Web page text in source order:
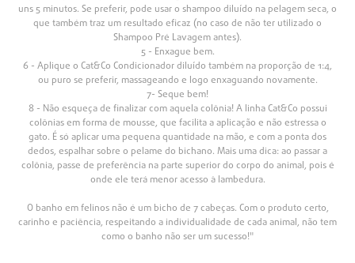
uns 5 minutos. Se preferir, pode usar o shampoo diluído na pelagem seca, o
que também traz um resultado eficaz (no caso de não ter utilizado o
Shampoo Pré Lavagem antes).
5 - Enxague bem.
6 - Aplique o Cat&Co Condicionador diluído também na proporção de 1:4,
ou puro se preferir, massageando e logo enxaguando novamente.
7- Seque bem!
8 - Não esqueça de finalizar com aquela colônia! A linha Cat&Co possui
colônias em forma de mousse, que facilita a aplicação e não estressa o
gato. É só aplicar uma pequena quantidade na mão, e com a ponta dos
dedos, espalhar sobre o pelame do bichano. Mais uma dica: ao passar a
colônia, passe de preferência na parte superior do corpo do animal, pois é
onde ele terá menor acesso à lambedura.
O banho em felinos não é um bicho de 7 cabeças. Com o produto certo,
carinho e paciência, respeitando a individualidade de cada animal, não tem
como o banho não ser um sucesso!"